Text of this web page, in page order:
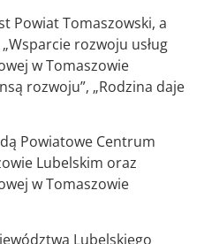
Powiat Tomaszowski, a
rozwoju usług
wTomaszowie
rozwoju”, „Rodzina daje
Powiatowe Centrum
Lubelskim oraz
w Tomaszowie
Lubelskiego